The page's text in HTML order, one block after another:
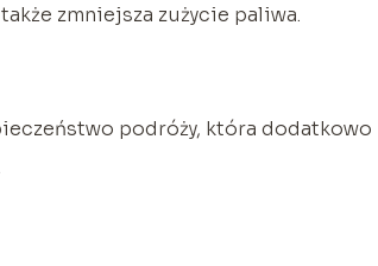
zmniejsza zużycie paliwa.
podróży, która dodatkowo